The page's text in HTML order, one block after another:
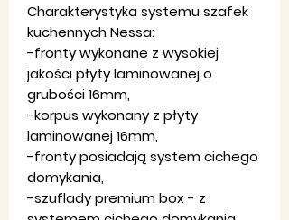
Charakterystyka systemu szafek
kuchennych Nessa:
-fronty wykonane z wysokiej
jakości płyty laminowanej o
grubości 16mm,
-korpus wykonany z płyty
laminowanej 16mm,
-fronty posiadają system cichego
domykania,
-szuflady premium box - z